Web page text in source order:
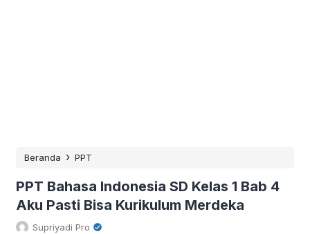
Beranda › PPT
PPT Bahasa Indonesia SD Kelas 1 Bab 4
Aku Pasti Bisa Kurikulum Merdeka
Supriyadi Pro